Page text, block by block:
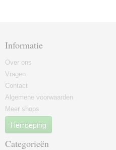
Informatie
Over ons
Vragen
Contact
Algemene voorwaarden
Meer shops
Herroeping
Categorieën